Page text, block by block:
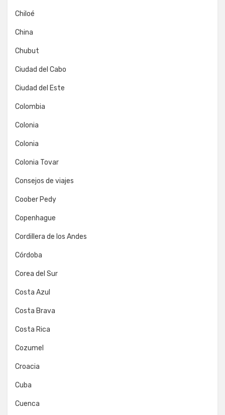
Chiloé
China
Chubut
Ciudad del Cabo
Ciudad del Este
Colombia
Colonia
Colonia
Colonia Tovar
Consejos de viajes
Coober Pedy
Copenhague
Cordillera de los Andes
Córdoba
Corea del Sur
Costa Azul
Costa Brava
Costa Rica
Cozumel
Croacia
Cuba
Cuenca